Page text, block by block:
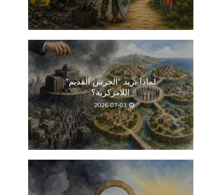
لماذا يريد “الحرس القديم”
اللامركزية؟
2026-07-01